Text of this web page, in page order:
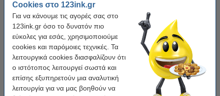
Cookies στο 123ink.gr
Για να κάνουμε τις αγορές σας στο
123ink.gr όσο το δυνατόν πιο
εύκολες για εσάς, χρησιμοποιούμε
cookies και παρόμοιες τεχνικές. Τα
λειτουργικά cookies διασφαλίζουν ότι
ο ιστότοπος λειτουργεί σωστά και
επίσης εξυπηρετούν μια αναλυτική
λειτουργία για να μας βοηθούν να
OEM: 0663C001
Κωδικός πρ.: 011673
Κωδικός: 0663C001
Βάλε στο καλάθι το 4-pack
Συμβατό Μελάνι Canon GI-490 BK/C/M/Y 4-pack